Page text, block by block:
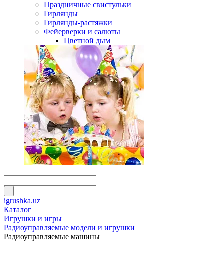
Праздничные свистульки
Гирлянды
Гирлянды-растяжки
Фейерверки и салюты
Цветной дым
igrushka.uz
Каталог
Игрушки и игры
Радиоуправляемые модели и игрушки
Радиоуправляемые машины